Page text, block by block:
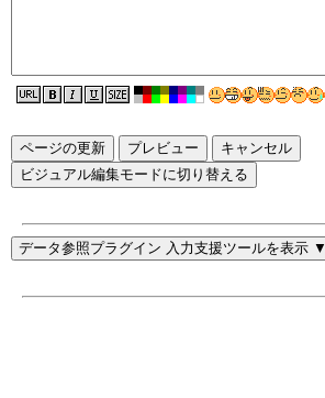
ページの更新
ビジュアル編集モードに切り替える
データ参照プラグイン 入力支援ツールを表示 ▼